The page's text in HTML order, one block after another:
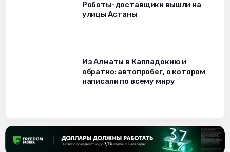
Роботы-доставщики вышли на
улицы Астаны
Из Алматы в Каппадокию и
обратно: автопробег, о котором
написали по всему миру